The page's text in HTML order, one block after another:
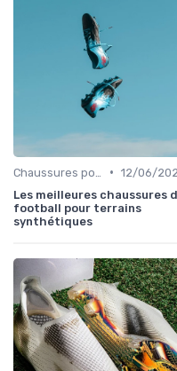
• 12/06/
Les meilleures chaussures
football pour terrains
synthétiques